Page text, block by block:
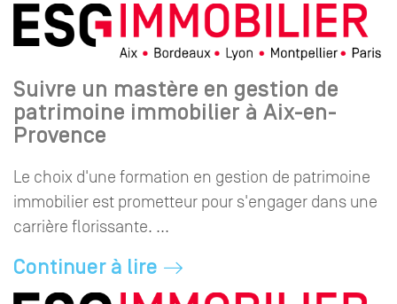
Suivre un mastère en gestion de
patrimoine immobilier à Aix-en-
Provence
Le choix d'une formation en gestion de patrimoine
immobilier est prometteur pour s'engager dans une
carrière florissante. ...
Continuer à lire